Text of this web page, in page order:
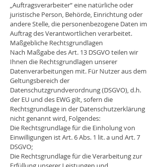
„Auftragsverarbeiter“ eine natürliche oder
juristische Person, Behörde, Einrichtung oder
andere Stelle, die personenbezogene Daten im
Auftrag des Verantwortlichen verarbeitet.
Maßgebliche Rechtsgrundlagen
Nach Maßgabe des Art. 13 DSGVO teilen wir
Ihnen die Rechtsgrundlagen unserer
Datenverarbeitungen mit. Für Nutzer aus dem
Geltungsbereich der
Datenschutzgrundverordnung (DSGVO), d.h.
der EU und des EWG gilt, sofern die
Rechtsgrundlage in der Datenschutzerklärung
nicht genannt wird, Folgendes:
Die Rechtsgrundlage für die Einholung von
Einwilligungen ist Art. 6 Abs. 1 lit. a und Art. 7
DSGVO;
Die Rechtsgrundlage für die Verarbeitung zur